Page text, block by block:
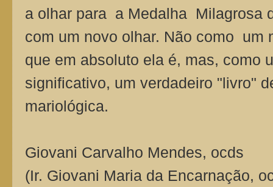
a olhar para a Medalha Milagrosa
com um novo olhar. Não como
que em absoluto ela é, mas, como
significativo, um verdadeiro "livro"
mariológica.
Giovani Carvalho Mendes, ocds
(Ir. Giovani Maria da Encarnação,